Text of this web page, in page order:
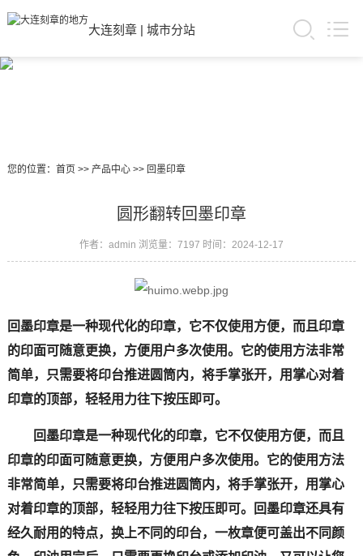
大连刻章| 城市分站
您的位置： 首页 >> 产品中心>> 回墨印章
圆形翻转回墨印章
作者：admin 浏览量：7197 时间：2024-12-17
回墨印章是一种现代化的印章，它不仅使用方便，而且印章
的印面可随意更换，方便用户多次使用。它的使用方法非常
简单，只需要将印台推进圆筒内，将手掌张开，用掌心对着
印章的顶部，轻轻用力往下按压即可。
回墨印章是一种现代化的印章，它不仅使用方便，而且
印章的印面可随意更换，方便用户多次使用。它的使用方法
非常简单，只需要将印台推进圆筒内，将手掌张开，用掌心
对着印章的顶部，轻轻用力往下按压即可。回墨印章还具有
经久耐用的特点，换上不同的印台，一枚章便可盖出不同颜